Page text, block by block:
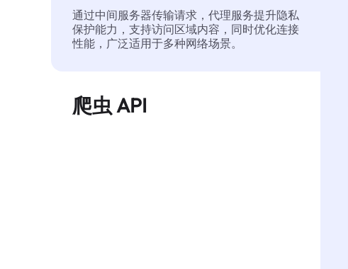
通过中间服务器传输请求，代理服务提升隐私
保护能力，支持访问区域内容，同时优化连接
性能，广泛适用于多种网络场景。
爬虫 API